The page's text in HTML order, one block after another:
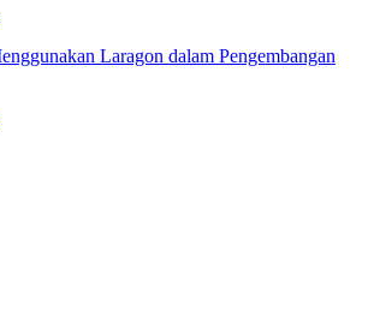
Laragon dalam Pengembangan